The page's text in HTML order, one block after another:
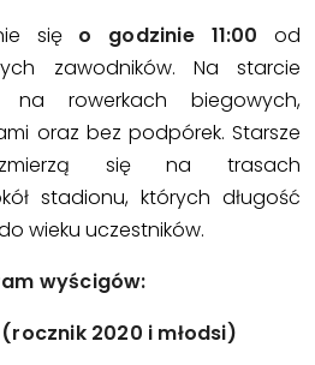
się o godzinie 11:00 od
zawodników. Na starcie
rowerkach biegowych,
oraz bez podpórek. Starsze
się na trasach
stadionu, których długość
wieku uczestników.
wyścigów:
2020 i młodsi)